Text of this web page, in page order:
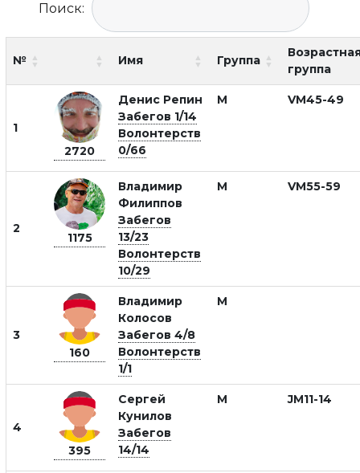
Поиск:
№ Имя Группа
группа
1
2720
Денис Репин
Забегов 1/14
Волонтерств
0/66
М VM45-49
2
1175
Владимир
Филиппов
Забегов
13/23
Волонтерств
10/29
М VM55-59
3
160
Владимир
Колосов
Забегов 4/8
Волонтерств
1/1
М
4
395
Сергей
Кунилов
Забегов
14/14
М JM11-14